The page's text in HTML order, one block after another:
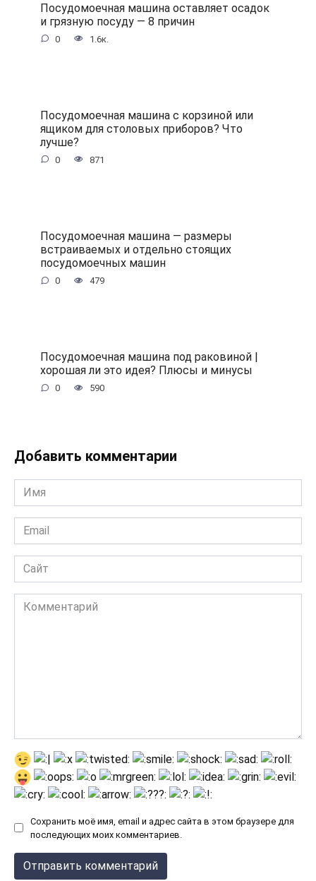
Посудомоечная машина оставляет осадок
и грязную посуду — 8 причин
0 1.6к.
Посудомоечная машина с корзиной или
ящиком для столовых приборов? Что
лучше?
0 871
Посудомоечная машина — размеры
встраиваемых и отдельно стоящих
посудомоечных машин
0 479
Посудомоечная машина под раковиной |
хорошая ли это идея? Плюсы и минусы
0 590
Добавить комментарии
Имя
*
Email
*
Сайт
Комментарий
Сохранить моё имя, email и адрес сайта в этом браузере для
последующих моих комментариев.